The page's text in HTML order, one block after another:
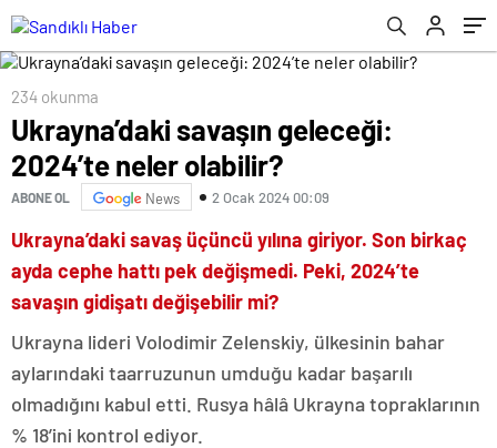
234 okunma
Ukrayna’daki savaşın geleceği:
2024’te neler olabilir?
ABONE OL News 2 Ocak 2024 00:09
Ukrayna’daki savaş üçüncü yılına giriyor. Son birkaç
ayda cephe hattı pek değişmedi. Peki, 2024’te
savaşın gidişatı değişebilir mi?
Ukrayna lideri Volodimir Zelenskiy, ülkesinin bahar
aylarındaki taarruzunun umduğu kadar başarılı
olmadığını kabul etti. Rusya hâlâ Ukrayna topraklarının
% 18’ini kontrol ediyor.